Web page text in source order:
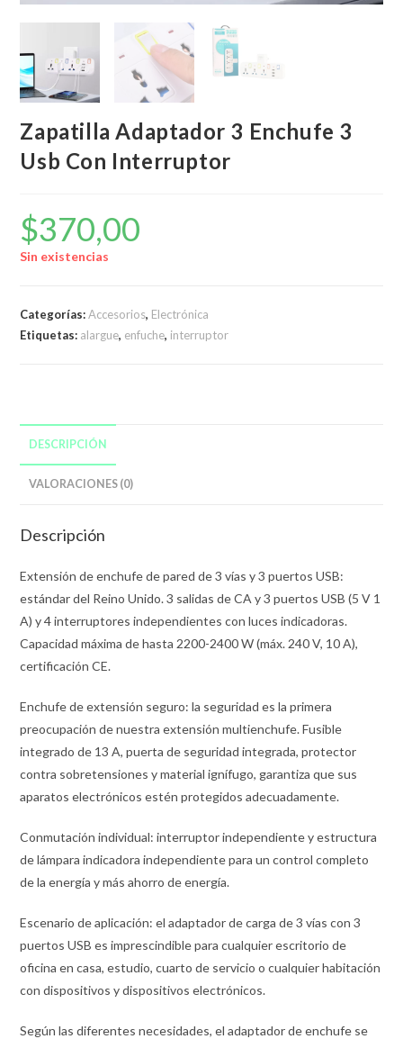
Zapatilla Adaptador 3 Enchufe 3
Usb Con Interruptor
$370,00
Sin existencias
Categorías:Accesorios, Electrónica
Etiquetas: alargue, enfuche, interruptor
DESCRIPCIÓN
VALORACIONES (0)
Descripción
Extensión de enchufe de pared de 3 vías y 3 puertos USB:
estándar del Reino Unido. 3 salidas de CA y 3 puertos USB (5 V 1
A) y 4 interruptores independientes con luces indicadoras.
Capacidad máxima de hasta 2200-2400 W (máx. 240 V, 10 A),
certificación CE.
Enchufe de extensión seguro: la seguridad es la primera
preocupación de nuestra extensión multienchufe. Fusible
integrado de 13 A, puerta de seguridad integrada, protector
contra sobretensiones y material ignífugo, garantiza que sus
aparatos electrónicos estén protegidos adecuadamente.
Conmutación individual: interruptor independiente y estructura
de lámpara indicadora independiente para un control completo
de la energía y más ahorro de energía.
Escenario de aplicación: el adaptador de carga de 3 vías con 3
puertos USB es imprescindible para cualquier escritorio de
oficina en casa, estudio, cuarto de servicio o cualquier habitación
con dispositivos y dispositivos electrónicos.
Según las diferentes necesidades, el adaptador de enchufe se